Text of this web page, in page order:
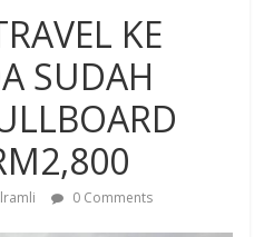
KE
SUDAH
0 Comments